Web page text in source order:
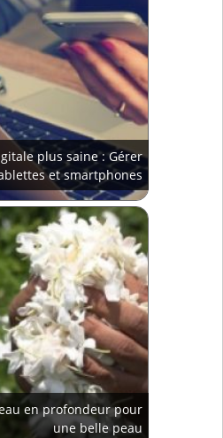
plus saine : Gérer
et smartphones
en profondeur pour
une belle peau